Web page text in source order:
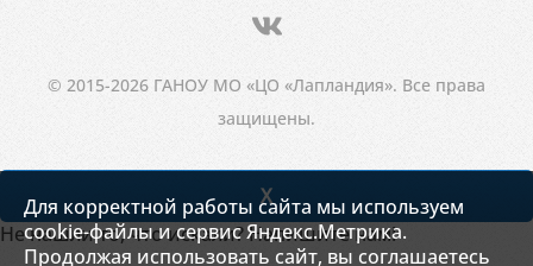
© 2015-2026 ГАНОУ МО «ЦО «Лапландия». Все права
защищены.
Для корректной работы сайта мы используем
cookie-файлы и сервис Яндекс.Метрика.
Продолжая использовать сайт, вы соглашаетесь
X
Не нашли то, что искали? Напишите нам!